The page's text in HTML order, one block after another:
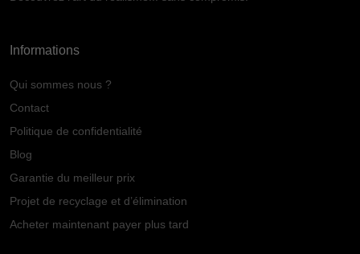
Informations
Qui sommes nous ?
Contact
Politique de confidentialité
Blog
Garantie du meilleur prix
Projet de recyclage et d’élimination
Acheter maintenant payer plus tard